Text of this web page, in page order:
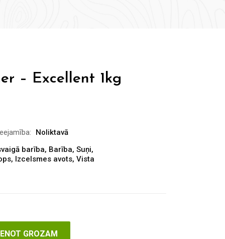
– Excellent 1kg
Noliktavā
barība, Barība, Suņi,
, Izcelsmes avots, Vista
GROZAM